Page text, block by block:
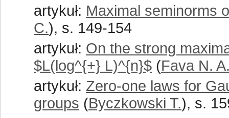
artykuł: Maximal seminorms
C.), s. 149-154
artykuł: On the strong
$L(log^{+} L)^{n}$ (Fava N.
artykuł: Zero-one laws for
groups (Byczkowski T.), s.